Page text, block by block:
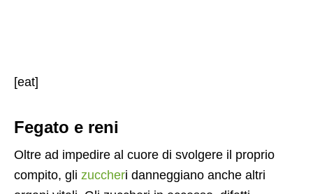
[eat]
Fegato e reni
Oltre ad impedire al cuore di svolgere il proprio
compito, gli zuccheri danneggiano anche altri